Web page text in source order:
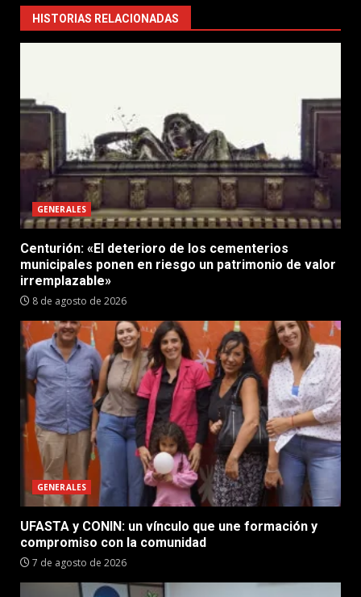
HISTORIAS RELACIONADAS
GENERALES
Centurión: «El deterioro de los cementerios
municipales ponen en riesgo un patrimonio de valor
irremplazable»
8 de agosto de 2026
GENERALES
UFASTA y CONIN: un vínculo que une formación y
compromiso con la comunidad
7 de agosto de 2026